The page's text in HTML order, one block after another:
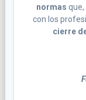
normas que,
con los
cierre